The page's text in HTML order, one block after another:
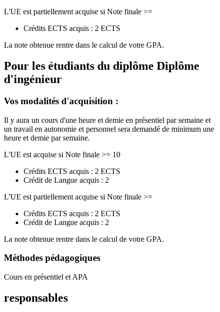
L'UE est partiellement acquise si Note finale >=
Crédits ECTS acquis : 2 ECTS
La note obtenue rentre dans le calcul de votre GPA.
Pour les étudiants du diplôme Diplôme
d'ingénieur
Vos modalités d'acquisition :
Il y aura un cours d'une heure et demie en présentiel par semaine et
un travail en autonomie et personnel sera demandé de minimum une
heure et demie par semaine.
L'UE est acquise si Note finale >= 10
Crédits ECTS acquis : 2 ECTS
Crédit de Langue acquis : 2
L'UE est partiellement acquise si Note finale >=
Crédits ECTS acquis : 2 ECTS
Crédit de Langue acquis : 2
La note obtenue rentre dans le calcul de votre GPA.
Méthodes pédagogiques
Cours en présentiel et APA
responsables